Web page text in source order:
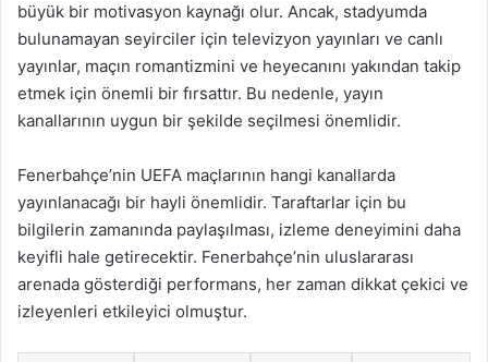
büyük bir motivasyon kaynağı olur. Ancak, stadyumda
bulunamayan seyirciler için televizyon yayınları ve canlı
yayınlar, maçın romantizmini ve heyecanını yakından takip
etmek için önemli bir fırsattır. Bu nedenle, yayın
kanallarının uygun bir şekilde seçilmesi önemlidir.
Fenerbahçe’nin UEFA maçlarının hangi kanallarda
yayınlanacağı bir hayli önemlidir. Taraftarlar için bu
bilgilerin zamanında paylaşılması, izleme deneyimini daha
keyifli hale getirecektir. Fenerbahçe’nin uluslararası
arenada gösterdiği performans, her zaman dikkat çekici ve
izleyenleri etkileyici olmuştur.